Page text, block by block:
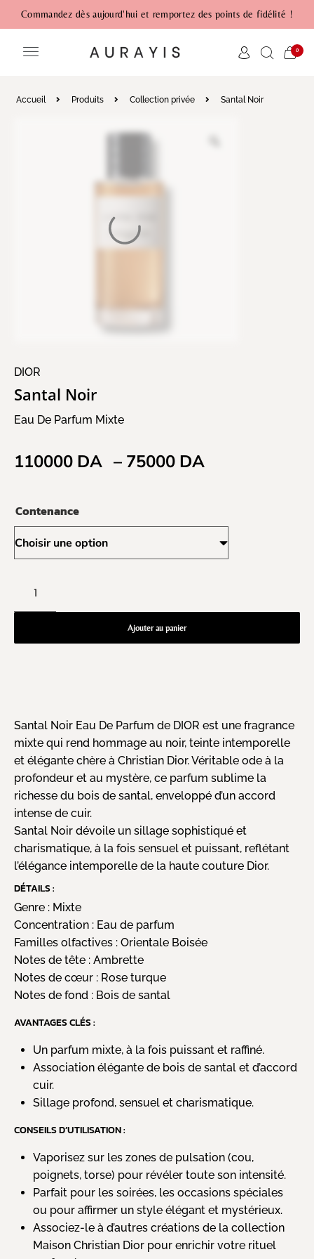
Commandez dès aujourd'hui et remportez des points de fidélité !
0
Accueil Produits Collection privée Santal Noir
DIOR
Santal Noir
Eau De Parfum Mixte
75000 DA
–
110000 DA
Contenance
Ajouter au panier
Santal Noir Eau De Parfum de DIOR est une fragrance
mixte qui rend hommage au noir, teinte intemporelle
et élégante chère à Christian Dior. Véritable ode à la
profondeur et au mystère, ce parfum sublime la
richesse du bois de santal, enveloppé d’un accord
intense de cuir.
Santal Noir dévoile un sillage sophistiqué et
charismatique, à la fois sensuel et puissant, reflétant
l’élégance intemporelle de la haute couture Dior.
DÉTAILS :
Genre : Mixte
Concentration : Eau de parfum
Familles olfactives : Orientale Boisée
Notes de tête : Ambrette
Notes de cœur : Rose turque
Notes de fond : Bois de santal
AVANTAGES CLÉS :
Un parfum mixte, à la fois puissant et raffiné.
Association élégante de bois de santal et d’accord
cuir.
Sillage profond, sensuel et charismatique.
CONSEILS D’UTILISATION :
Vaporisez sur les zones de pulsation (cou,
poignets, torse) pour révéler toute son intensité.
Parfait pour les soirées, les occasions spéciales
ou pour affirmer un style élégant et mystérieux.
Associez-le à d’autres créations de la collection
Maison Christian Dior pour enrichir votre rituel